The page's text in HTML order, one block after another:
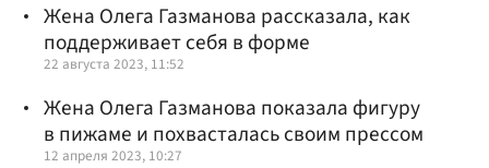
Жена Олега Газманова рассказала, как
поддерживает себя в форме
22 августа 2023, 11:52
Жена Олега Газманова показала фигуру
в пижаме и похвасталась своим прессом
12 апреля 2023, 10:27